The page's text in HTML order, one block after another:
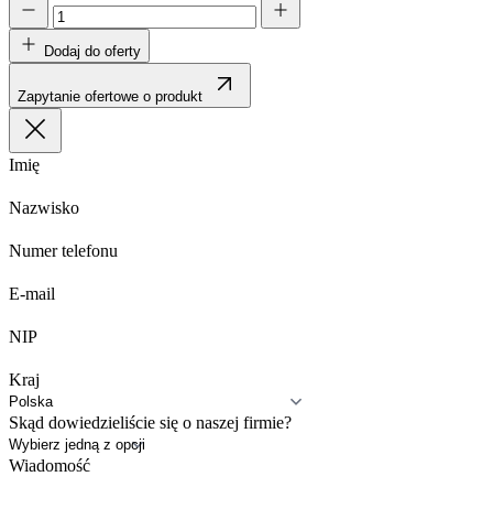
Dodaj do oferty
Zapytanie ofertowe o produkt
Imię
Nazwisko
Numer telefonu
E-mail
NIP
Kraj
Skąd dowiedzieliście się o naszej firmie?
Wiadomość